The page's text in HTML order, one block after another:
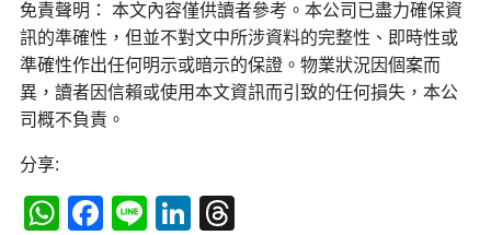
免責聲明： 本文內容僅供讀者參考。本公司已盡力確保資
訊的準確性，但並不對文中所涉資料的完整性、即時性或
準確性作出任何明示或暗示的保證。物業狀況因個案而
異，讀者因信賴或使用本文資訊而引致的任何損失，本公
司概不負責。
分享:
WhatsApp
Facebook
LineLinkedIn